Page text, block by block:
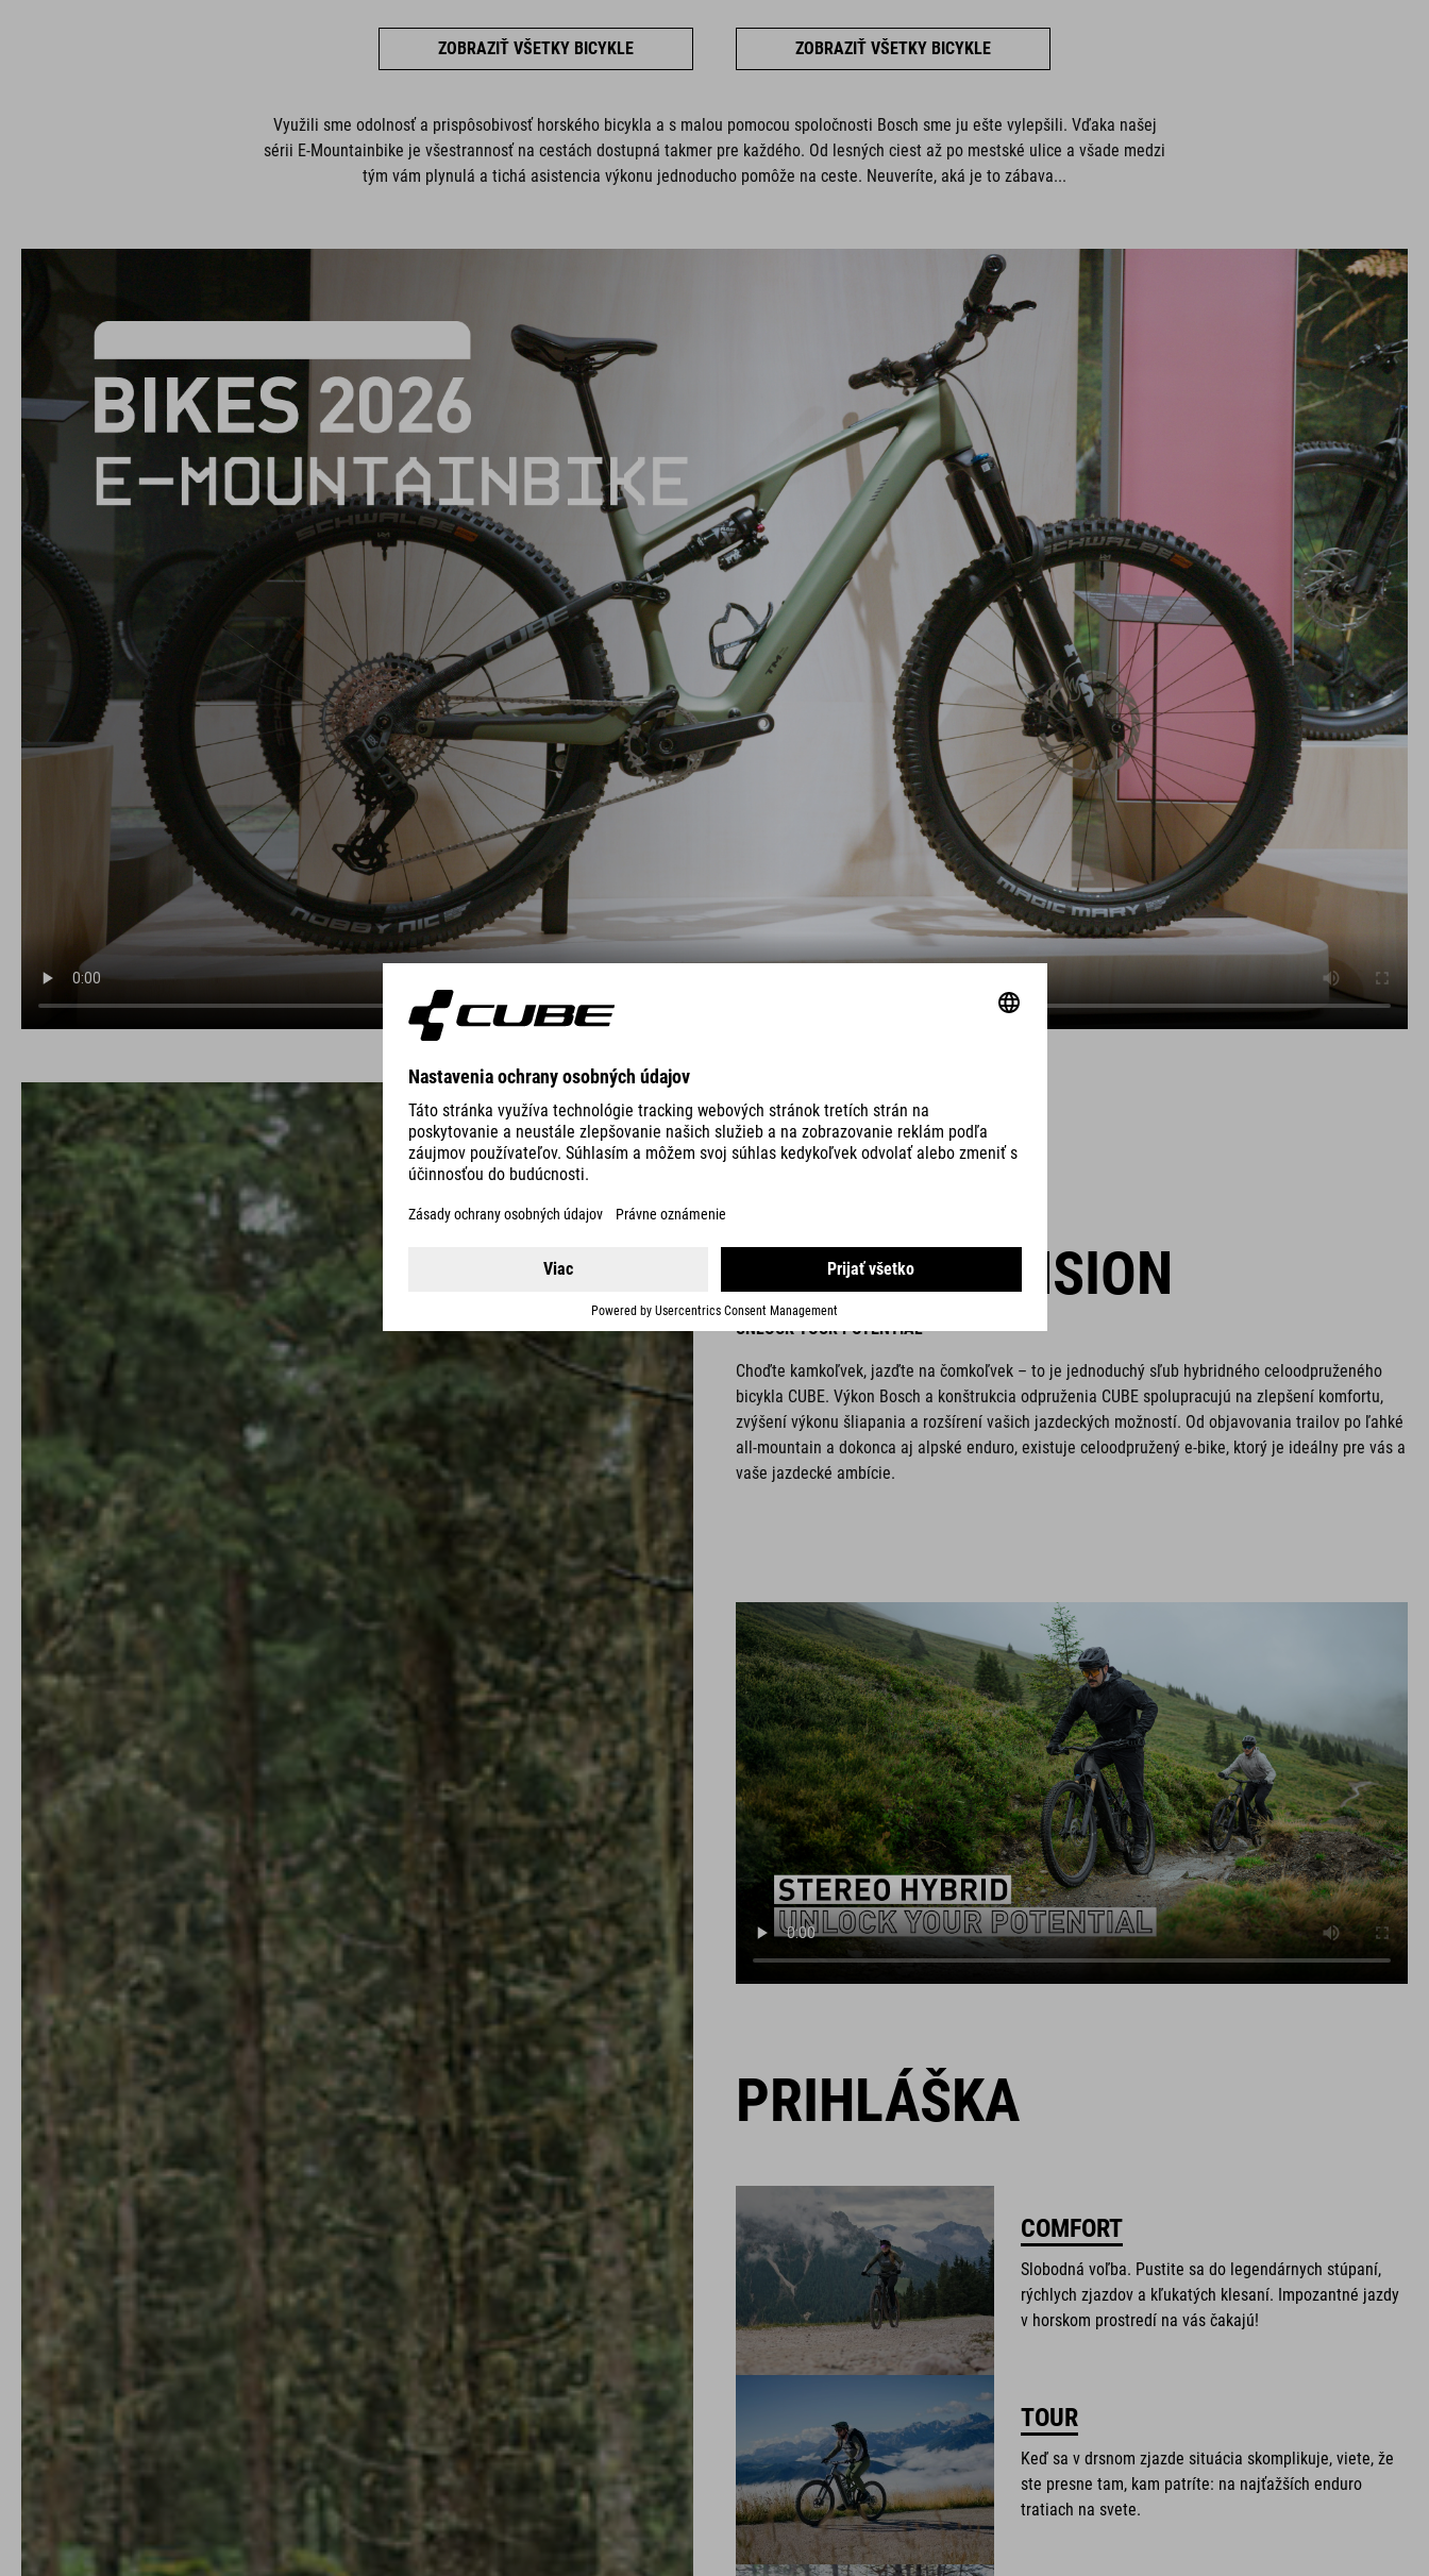
ZOBRAZIŤ VŠETKY BICYKLE ZOBRAZIŤ VŠETKY BICYKLE
Využili sme odolnosť a prispôsobivosť horského bicykla a s malou pomocou spoločnosti Bosch sme ju ešte vylepšili. Vďaka našej
sérii E-Mountainbike je všestrannosť na cestách dostupná takmer pre každého. Od lesných ciest až po mestské ulice a všade medzi
tým vám plynulá a tichá asistencia výkonu jednoducho pomôže na ceste. Neuveríte, aká je to zábava...
FULLSUSPENSION
UNLOCK YOUR POTENTIAL
Choďte kamkoľvek, jazďte na čomkoľvek – to je jednoduchý sľub hybridného celoodpruženého
bicykla CUBE. Výkon Bosch a konštrukcia odpruženia CUBE spolupracujú na zlepšení komfortu,
zvýšení výkonu šliapania a rozšírení vašich jazdeckých možností. Od objavovania trailov po ľahké
all-mountain a dokonca aj alpské enduro, existuje celoodpružený e-bike, ktorý je ideálny pre vás a
vaše jazdecké ambície.
PRIHLÁŠKA
COMFORT
Slobodná voľba. Pustite sa do legendárnych stúpaní,
rýchlych zjazdov a kľukatých klesaní. Impozantné jazdy
v horskom prostredí na vás čakajú!
TOUR
Keď sa v drsnom zjazde situácia skomplikuje, viete, že
ste presne tam, kam patríte: na najťažších enduro
tratiach na svete.